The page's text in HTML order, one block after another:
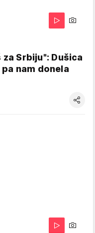
Srbiju": Dušica
nam donela